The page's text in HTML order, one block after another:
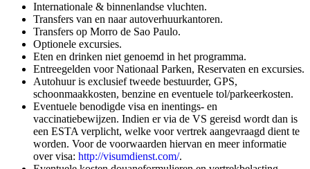
Internationale & binnenlandse vluchten.
Transfers van en naar autoverhuurkantoren.
Transfers op Morro de Sao Paulo.
Optionele excursies.
Eten en drinken niet genoemd in het programma.
Entreegelden voor Nationaal Parken, Reservaten en excursies.
Autohuur is exclusief tweede bestuurder, GPS,
schoonmaakkosten, benzine en eventuele tol/parkeerkosten.
Eventuele benodigde visa en inentings- en
vaccinatiebewijzen. Indien er via de VS gereisd wordt dan is
een ESTA verplicht, welke voor vertrek aangevraagd dient te
worden. Voor de voorwaarden hiervan en meer informatie
over visa: http://visumdienst.com/.